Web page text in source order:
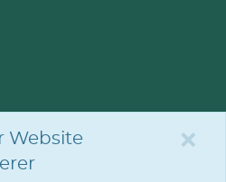
×
Website